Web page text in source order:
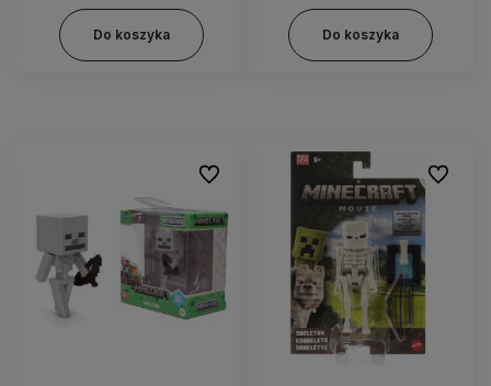
Do koszyka Do koszyka
Do ulubionych Do